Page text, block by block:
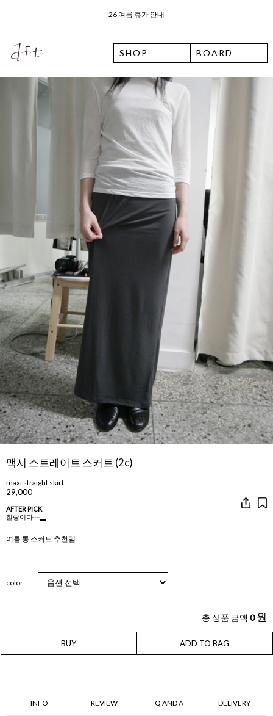
오늘 출발 ⛟ 이용 안내
SHOP BOARD
맥시 스트레이트 스커트 (2c)
maxi straight skirt
29,000
AFTER PICK
찰랑이다┈▂
여름 롱 스커트 추천템.
color
총 상품 금액 0 원
BUY ADD TO BAG
INFO REVIEW Q AND A DELIVERY